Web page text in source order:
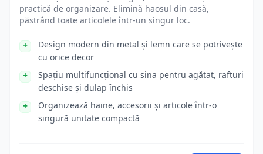
practică de organizare. Elimină haosul din casă,
păstrând toate articolele într-un singur loc.
Design modern din metal și lemn care se potrivește
cu orice decor
Spațiu multifuncțional cu sina pentru agătat, rafturi
deschise și dulap închis
Organizează haine, accesorii și articole într-o
singură unitate compactă